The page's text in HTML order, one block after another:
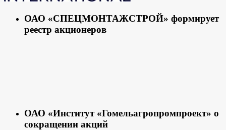
ОАО «СПЕЦМОНТАЖСТРОЙ» формирует
реестр акционеров
ОАО «Институт «Гомельагропромпроект» о
сокращении акций